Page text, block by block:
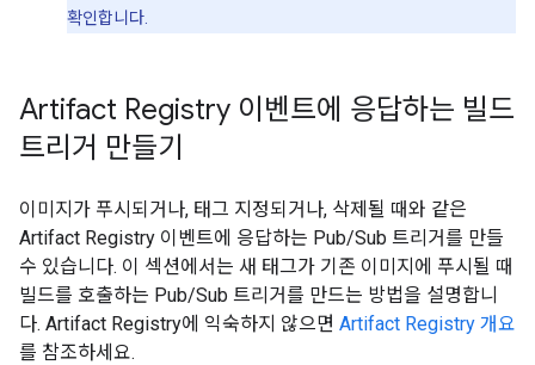
확인합니다.
Artifact Registry 이벤트에 응답하는 빌드
트리거 만들기
이미지가 푸시되거나, 태그 지정되거나, 삭제될 때와 같은
Artifact Registry 이벤트에 응답하는 Pub/Sub 트리거를 만들
수 있습니다. 이 섹션에서는 새 태그가 기존 이미지에 푸시될 때
빌드를 호출하는 Pub/Sub 트리거를 만드는 방법을 설명합니
다. Artifact Registry에 익숙하지 않으면 Artifact Registry 개요
를 참조하세요.